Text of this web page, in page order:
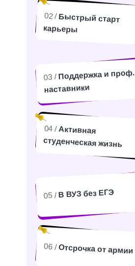
02 / Быстрый старт
карьеры
04 /Активная
студенческая жизнь
05 / В ВУЗ без ЕГЭ
06 / Отсрочка от армии
03 / Поддержка и проф.
наставники